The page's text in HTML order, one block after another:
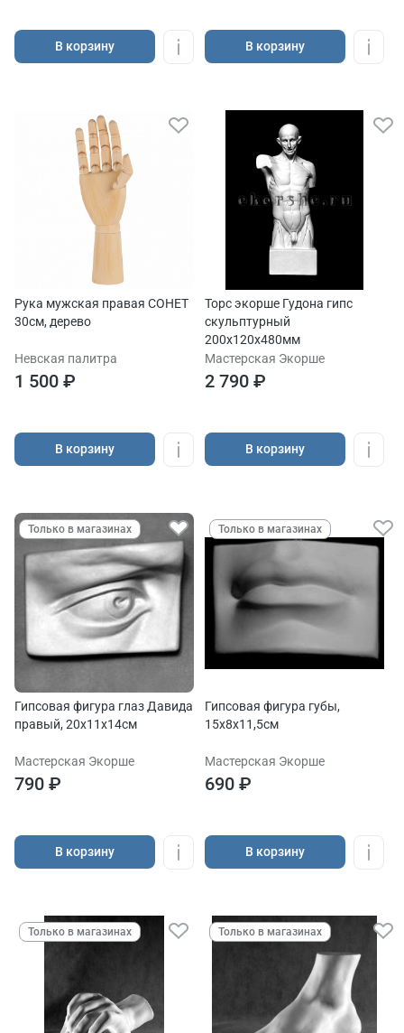
В корзину В корзину
Рука мужская правая СОНЕТ
30см, дерево
Невская палитра
1 500 ₽
В корзину
Торс экорше Гудона гипс
скульптурный
200х120х480мм
Мастерская Экорше
2 790 ₽
В корзину
Только в магазинах
Гипсовая фигура глаз Давида
правый, 20х11х14см
Мастерская Экорше
790 ₽
В корзину
Только в магазинах
Гипсовая фигура губы,
15х8х11,5см
Мастерская Экорше
690 ₽
В корзину
Только в магазинах Только в магазинах